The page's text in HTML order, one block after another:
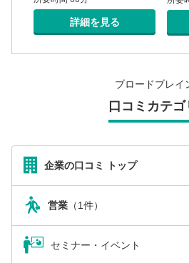
詳細を見る
ブロードブレイ
口コミカテゴ
企業の口コミ トップ
営業 （1件）
セミナー・イベント